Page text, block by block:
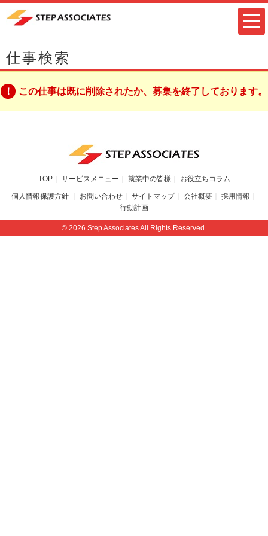
仕事検索
この仕事は既に削除されたか、募集を終了しております。
TOP サービスメニュー 就業中の皆様 お役立ちコラム
個人情報保護方針 お問い合わせ サイトマップ 会社概要
採用情報
行動計画
© 2026 Step Associates All Rights Reserved.